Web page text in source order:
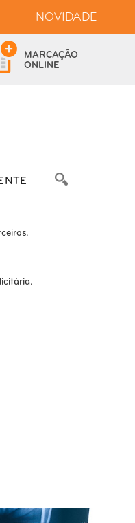
de rejeição, origem do
NOVIDADE
MARCAÇÃO
ONLINE